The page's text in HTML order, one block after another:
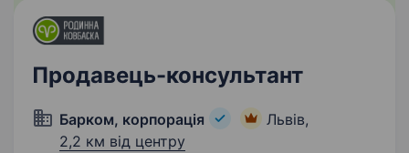
Продавець-консультант
Барком, корпорація
Львів,
2,2 км від центру